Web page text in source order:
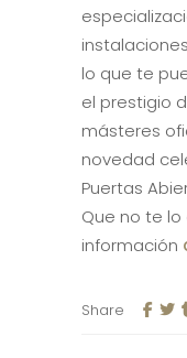
lo que te
el prestigio
másteres
novedad
Puertas
Que no te lo
información
Share